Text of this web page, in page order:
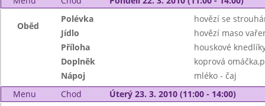
Oběd
Polévka
hovězí se
Jídlo
hovězí maso
Příloha
houskové
Doplněk
koprová
Nápoj
mléko - čaj
Menu
Chod Úterý 23. 3. 2010 (11:00 - 14:00)